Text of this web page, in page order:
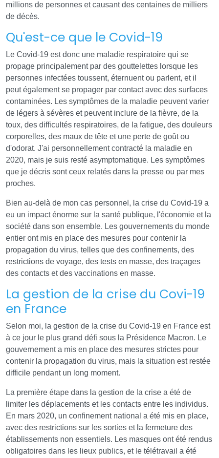
millions de personnes et causant des centaines de milliers
de décès.
Qu'est-ce que le Covid-19
Le Covid-19 est donc une maladie respiratoire qui se
propage principalement par des gouttelettes lorsque les
personnes infectées toussent, éternuent ou parlent, et il
peut également se propager par contact avec des surfaces
contaminées. Les symptômes de la maladie peuvent varier
de légers à sévères et peuvent inclure de la fièvre, de la
toux, des difficultés respiratoires, de la fatigue, des douleurs
corporelles, des maux de tête et une perte de goût ou
d'odorat. J'ai personnellement contracté la maladie en
2020, mais je suis resté asymptomatique. Les symptômes
que je décris sont ceux relatés dans la presse ou par mes
proches.
Bien au-delà de mon cas personnel, la crise du Covid-19 a
eu un impact énorme sur la santé publique, l'économie et la
société dans son ensemble. Les gouvernements du monde
entier ont mis en place des mesures pour contenir la
propagation du virus, telles que des confinements, des
restrictions de voyage, des tests en masse, des traçages
des contacts et des vaccinations en masse.
La gestion de la crise du Covi-19
en France
Selon moi, la gestion de la crise du Covid-19 en France est
à ce jour le plus grand défi sous la Présidence Macron. Le
gouvernement a mis en place des mesures strictes pour
contenir la propagation du virus, mais la situation est restée
difficile pendant un long moment.
La première étape dans la gestion de la crise a été de
limiter les déplacements et les contacts entre les individus.
En mars 2020, un confinement national a été mis en place,
avec des restrictions sur les sorties et la fermeture des
établissements non essentiels. Les masques ont été rendus
obligatoires dans les lieux publics, et le télétravail a été